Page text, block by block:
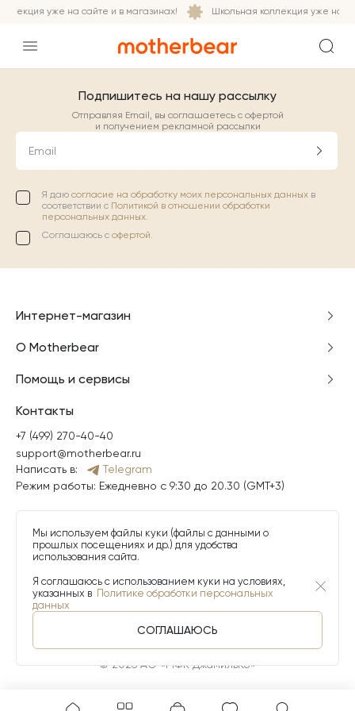
уже на сайте и в магазинах! Школьная коллекция уже на
Подпишитесь на нашу рассылку
Отправляя Email, вы соглашаетесь с офертой
и получением рекламной рассылки
Email
Я даю согласие на обработку моих персональных данных в
соответствии с Политикой в отношении обработки
персональных данных.
Соглашаюсь с офертой.
Интернет-магазин
О Motherbear
Помощь и сервисы
Контакты
+7 (499) 270-40-40
support@motherbear.ru
Написать в:
Telegram
Режим работы: Ежедневно с 9:30 до 20.30 (GMT+3)
© 2026 АО «МФК ДжамильКо»
Мы используем файлы куки (файлы с данными о
прошлых посещениях и др.) для удобства
использования сайта.
Я соглашаюсь с использованием куки на условиях,
указанных в Политике обработки персональных
данных
СОГЛАШАЮСЬ